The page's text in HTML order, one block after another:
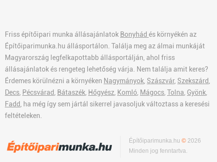
Friss építőipari munka állásajánlatok Bonyhád és környékén az
Építőiparimunka.hu állásportálon. Találja meg az álmai munkáját
Magyarország legfelkapottabb állásportálján, ahol friss
állásajánlatok és rengeteg lehetőség várja. Nem találja amit keres?
Érdemes körülnézni a környéken Nagymányok Szászvár, Szekszárd
Decs Pécsvárad Bátaszék Hőgyész Komló Mágocs Tolna Gyönk
Fadd
, ha még így sem jártál sikerrel javasoljuk változtass a keresési
feltételeken.
Építőiparimunka.hu© 2026
Minden jog fenntartva.